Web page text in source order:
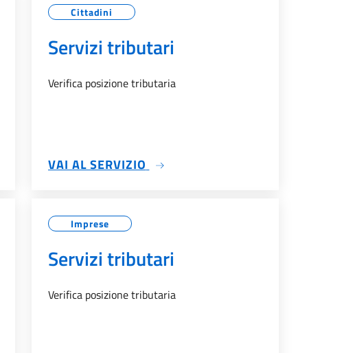
Cittadini
Servizi tributari
Verifica posizione tributaria
VAI AL SERVIZIO SU SERVIZI TRIBUTARI
Imprese
Servizi tributari
Verifica posizione tributaria